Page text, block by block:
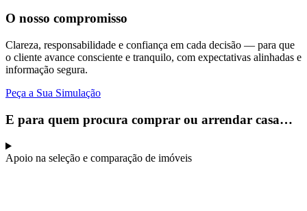
O nosso compromisso
Clareza, responsabilidade e confiança em cada decisão — para que
o cliente avance consciente e tranquilo, com expectativas alinhadas e
informação segura.
Peça a Sua Simulação
E para quem procura comprar ou arrendar casa…
Apoio na seleção e comparação de imóveis